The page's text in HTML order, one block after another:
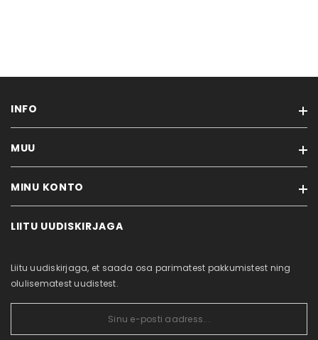
INFO
Meist
Ostujuhend
Küpsiste poliitika
MUU
Kaubamärgid
Uued tooted
MINU KONTO
Minu konto
Tellitud tooted
LIITU UUDISKIRJAGA
Liitu uudiskirjaga, et saada osa parimatest pakkumistest ning
olulisematest uudistest.